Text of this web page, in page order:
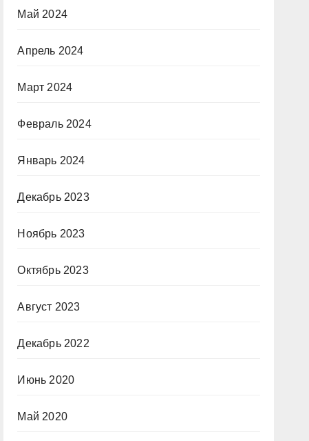
Май 2024
Апрель 2024
Март 2024
Февраль 2024
Январь 2024
Декабрь 2023
Ноябрь 2023
Октябрь 2023
Август 2023
Декабрь 2022
Июнь 2020
Май 2020